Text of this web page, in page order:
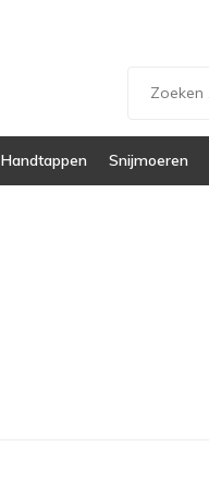
Handtappen Snijmoeren